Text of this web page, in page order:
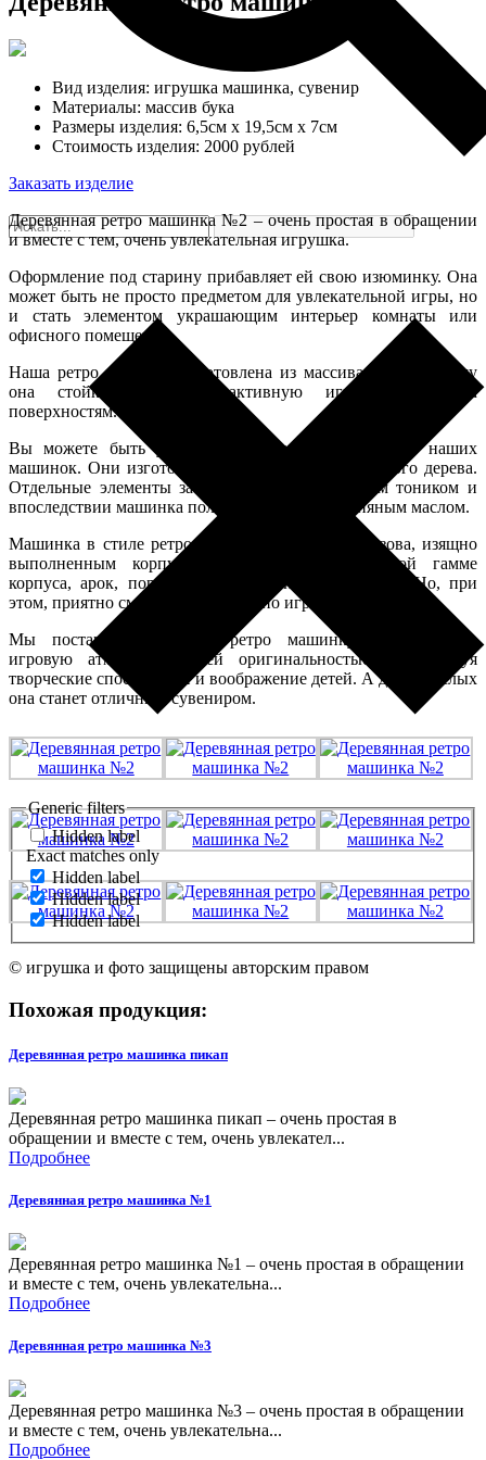
Generic filters
Hidden label
Exact matches only
Hidden label
Hidden label
Hidden label
Вид изделия: игрушка машинка, сувенир
Материалы: массив бука
Размеры изделия: 6,5см х 19,5см х 7см
Стоимость изделия: 2000 рублей
Заказать изделие
Деревянная ретро машинка №2 – очень простая в обращении
и вместе с тем, очень увлекательная игрушка.
Оформление под старину прибавляет ей свою изюминку. Она
может быть не просто предметом для увлекательной игры, но
и стать элементом украшающим интерьер комнаты или
офисного помещения.
Наша ретро машинка изготовлена из массива бука, поэтому
она стойко выдержит активную игру по любым
поверхностям.
Вы можете быть уверены в полной безопасности наших
машинок. Они изготовлены из экологически чистого дерева.
Отдельные элементы затонированы оттеняющим тоником и
впоследствии машинка полностью покрыта льняным маслом.
Машинка в стиле ретро — с особой формой кузова, изящно
выполненным корпусом, контрастом в цветовой гамме
корпуса, арок, порогов и колес. Ничего лишнего! Но, при
этом, приятно смотреть и интересно играть!
Мы постарались создать ретро машинку развивающую
игровую атмосферу своей оригинальностью, стимулируя
творческие способности и воображение детей. А для взрослых
она станет отличным сувениром.
© игрушка и фото защищены авторским правом
Похожая продукция:
Деревянная ретро машинка пикап
Деревянная ретро машинка пикап – очень простая в
обращении и вместе с тем, очень увлекател...
Подробнее
Деревянная ретро машинка №1
Деревянная ретро машинка №1 – очень простая в обращении
и вместе с тем, очень увлекательна...
Подробнее
Деревянная ретро машинка №3
Деревянная ретро машинка №3 – очень простая в обращении
и вместе с тем, очень увлекательна...
Подробнее